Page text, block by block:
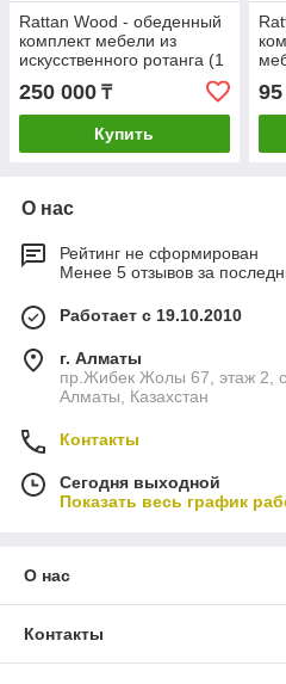
Rattan Wood - обеденный
комплект мебели из
искусственного ротанга (1
стол, 4 кресла)
250 000 ₸
Купить
О нас
Рейтинг не сформирован
Менее 5 отзывов за
Работает с 19.10.2010
г. Алматы
пр.Жибек Жолы 67, этаж 2,
Алматы, Казахстан
Контакты
Сегодня выходной
Показать весь график
О нас
Контакты